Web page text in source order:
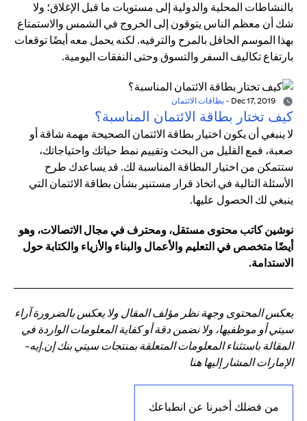
بالنشاطات المحلية والدولية إلى مستويات ما قبل الإغلاق؛ ولا
شك أن معظم الناس يتوقون إلى الخروج في الشمس والاستمتاع
بهذا الموسم الحافل بالمرح والترفيه. لكنه يحمل معه أيضًا توقعات
بارتفاع تكاليف السفر والتسوق وحتى النفقات اليومية.
- بطاقات الائتمان
كيف تختار بطاقة الائتمان المناسبة؟
لا ينبغي أن يكون اختيار بطاقة الائتمان الصحيحة مهمة شاقة أو
صعبة، فمع القليل من البحث وتقييم نمط حياتك واحتياجاتك،
ستتمكن من اختيار البطاقة المناسبة لك. قد يساعدك طرح
الأسئلة التالية في اتخاذ قرار مستنير بشأن بطاقة الائتمان التي
ينبغي لك الحصول عليها.
نوشين كاتب محتوى مستقل، ومحترف في مجال الاتصالات، وهو
أيضًا متخصص في التعليم والأعمال والبناء والأزياء والكتابة حول
الاستدامة.
يعكس المحتوى وجهة نظر مؤلف المقال ولا يعكس بالضرورة آراء
سيتي أو موظفيها، ولا نضمن دقة أو كفاية المعلومات الواردة في
المقالة باستثناء المعلومات المتعلقة بمنتجات سيتي بنك إن.إيه-
الإمارات المشار إليها هنا
من فضلك أخبرنا عن انطباعك